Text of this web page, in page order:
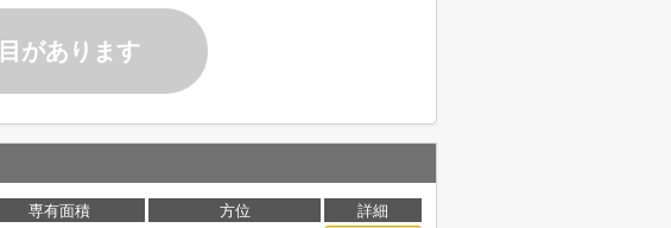
があります
専有面積 方位
詳細